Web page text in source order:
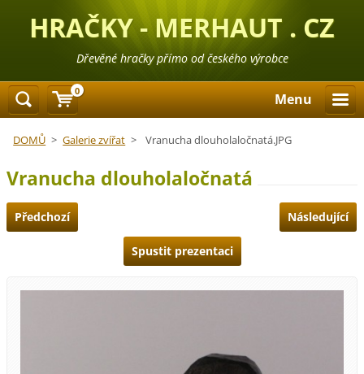
HRAČKY - MERHAUT . CZ
Dřevěné hračky přímo od českého výrobce
Menu
DOMŮ > Galerie zvířat > Vranucha dlouholaločnatá.JPG
Vranucha dlouholaločnatá
Předchozí Následující
Spustit prezentaci
0